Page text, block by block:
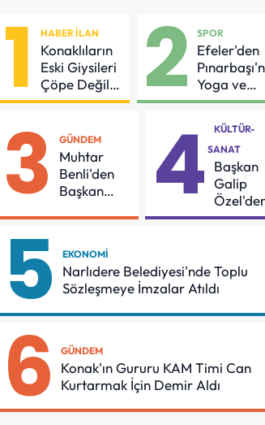
1 HABER İLAN
Konaklıların
Eski Giysileri
Çöpe Değil
Geri
Gidiyor
2 SPOR
Efeler'den
Yoga ve
Pilates
Buluşması
3 GÜNDEM
Muhtar
Benli'den
Başkan
Teşekkür
4
KÜLTÜR-
SANAT
Başkan
Galip
55
Şenliği
5 EKONOMI
Narlıdere Belediyesi'nde Toplu
Sözleşmeye İmzalar Atıldı
6 GÜNDEM
Konak'ın Gururu KAM Timi Can
Kurtarmak İçin Demir Aldı